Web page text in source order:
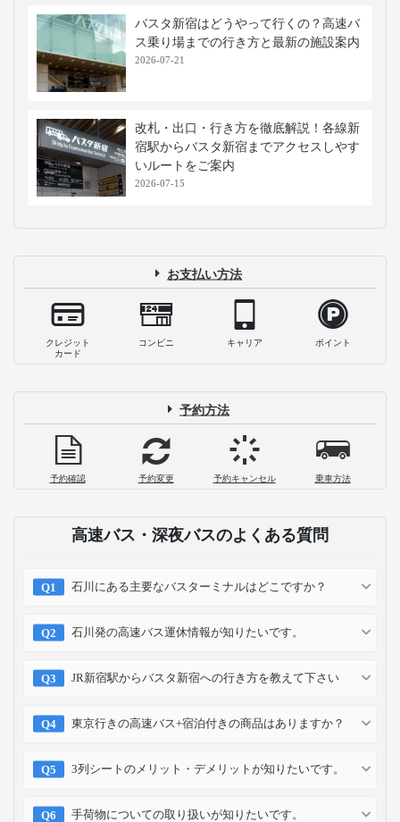
バスタ新宿はどうやって行くの？高速バ
ス乗り場までの行き方と最新の施設案内
2026-07-21
改札・出口・行き方を徹底解説！各線新
宿駅からバスタ新宿までアクセスしやす
いルートをご案内
2026-07-15
お支払い方法
クレジット
カード
コンビニ キャリア ポイント
予約方法
予約確認 予約変更 予約キャンセル 乗車方法
高速バス・深夜バスのよくある質問
石川にある主要なバスターミナルはどこですか？
石川発の高速バス運休情報が知りたいです。
JR新宿駅からバスタ新宿への行き方を教えて下さい
東京行きの高速バス+宿泊付きの商品はありますか？
3列シートのメリット・デメリットが知りたいです。
手荷物についての取り扱いが知りたいです。